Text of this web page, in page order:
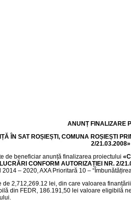
ANUNȚ FINALIZARE
ÎN SAT ROȘIEȘTI, COMUNA ROȘIEȘTI
2/21.03.2008»
de beneficiar anunță finalizarea proiectului
CONFORM AUTORIZAȚIEI NR. 2/
– 2020, AXA Prioritară 10 –
de 2,712,269.12 lei, din care valoarea
din FEDR, 186.191,50 lei valoare eligibilă